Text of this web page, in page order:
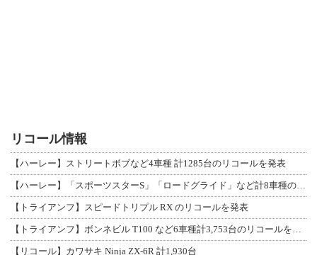
リコール情報
【ハーレー】ストリートボブなど4車種 計1285台のリコールを発表
【ハーレー】「スポーツスターS」「ロードグライド」など計8車種のリコールを発表
【トライアンフ】スピードトリプル RX のリコールを発表
【トライアンフ】ボンネビル T100 など6車種計3,753台のリコールを発表
【リコール】カワサキ Ninja ZX-6R 計1,930台